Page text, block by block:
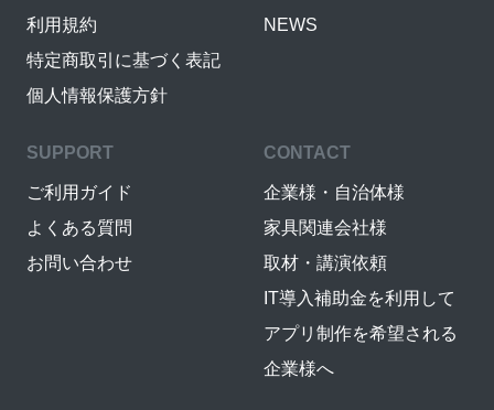
利用規約
特定商取引に基づく表記
個人情報保護方針
NEWS
SUPPORT
ご利用ガイド
よくある質問
お問い合わせ
CONTACT
企業様・自治体様
家具関連会社様
取材・講演依頼
IT導入補助金を利用して
アプリ制作を希望される
企業様へ